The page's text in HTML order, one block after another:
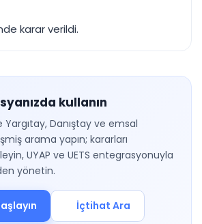
karar verildi.
kullanın
Yargıtay, Danıştay ve emsal
arama yapın; kararları
UYAP ve UETS entegrasyonuyla
yönetin.
İçtihat Ara